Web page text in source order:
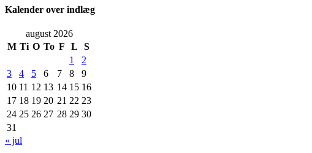
Kalender over indlæg
august 2026
M Ti O To F L
S
1
2
3
4 5 6 7 8
9
10 11 12 13 14 15 16
17 18 19 20 21 22 23
24 25 26 27 28 29 30
31
« jul